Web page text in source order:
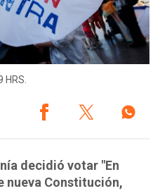
HRS.
decidió votar "En
nueva Constitución,